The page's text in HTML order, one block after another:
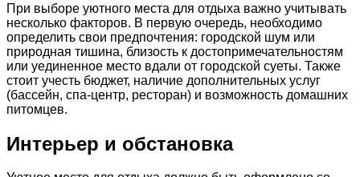
При выборе уютного места для отдыха важно учитывать
несколько факторов. В первую очередь, необходимо
определить свои предпочтения: городской шум или
природная тишина, близость к достопримечательностям
или уединенное место вдали от городской суеты. Также
стоит учесть бюджет, наличие дополнительных услуг
(бассейн, спа-центр, ресторан) и возможность домашних
питомцев.
Интерьер и обстановка